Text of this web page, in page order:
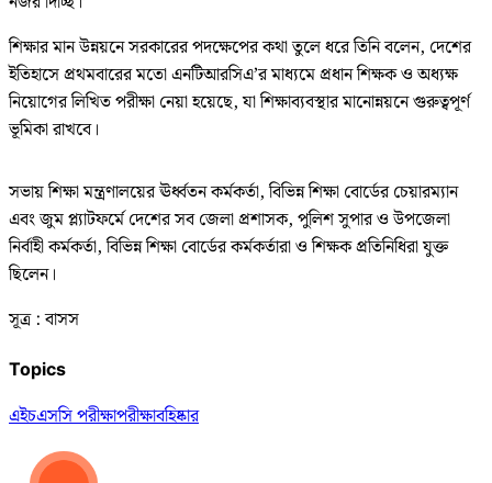
শিক্ষার মান উন্নয়নে সরকারের পদক্ষেপের কথা তুলে ধরে তিনি বলেন, দেশের
ইতিহাসে প্রথমবারের মতো এনটিআরসিএ’র মাধ্যমে প্রধান শিক্ষক ও অধ্যক্ষ
নিয়োগের লিখিত পরীক্ষা নেয়া হয়েছে, যা শিক্ষাব্যবস্থার মানোন্নয়নে গুরুত্বপূর্ণ
ভূমিকা রাখবে।
সভায় শিক্ষা মন্ত্রণালয়ের ঊর্ধ্বতন কর্মকর্তা, বিভিন্ন শিক্ষা বোর্ডের চেয়ারম্যান
এবং জুম প্ল্যাটফর্মে দেশের সব জেলা প্রশাসক, পুলিশ সুপার ও উপজেলা
নির্বাহী কর্মকর্তা, বিভিন্ন শিক্ষা বোর্ডের কর্মকর্তারা ও শিক্ষক প্রতিনিধিরা যুক্ত
ছিলেন।
সূত্র : বাসস
Topics
এইচএসসি পরীক্ষাপরীক্ষাবহিষ্কার